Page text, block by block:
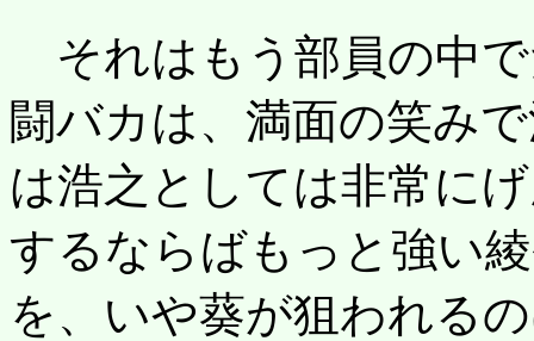
それはもう部員の中
闘バカは、満面の笑み
は浩之としては非常に
するならばもっと強い
を、いや葵が狙われる